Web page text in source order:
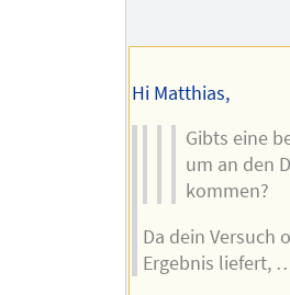
Hi Matthias,
Gibts eine
um an den
kommen?
Da dein Versuch
Ergebnis liefert,